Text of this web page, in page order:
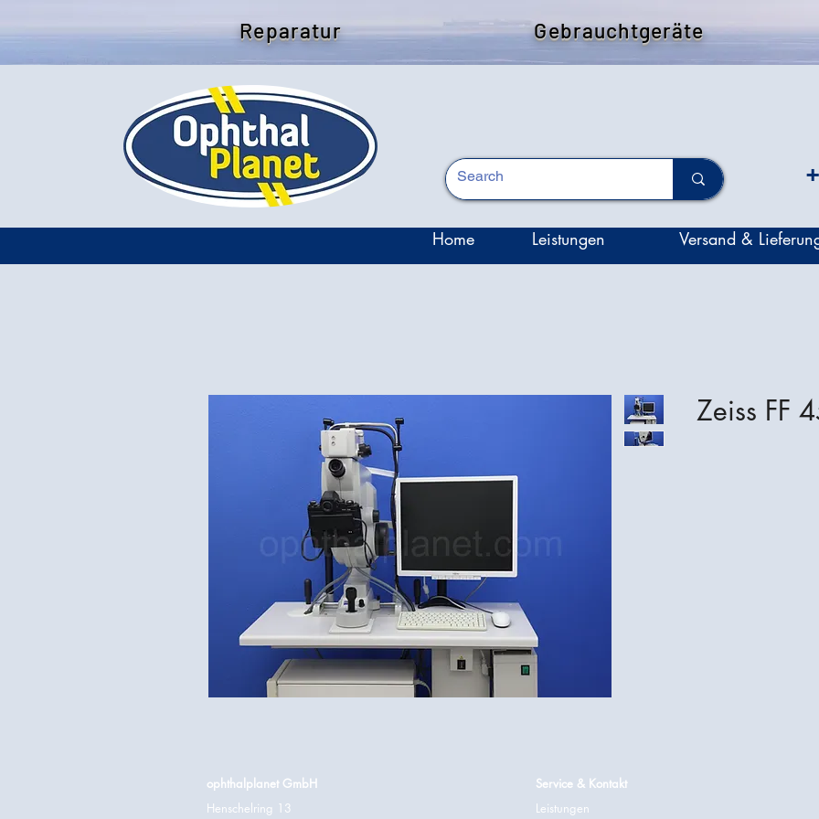
Reparatur Gebrauchtgeräte
Home Leistungen Versand &
Zeiss FF
ophthalplanet GmbH
Henschelring 13
Service & Kontakt
Leistungen